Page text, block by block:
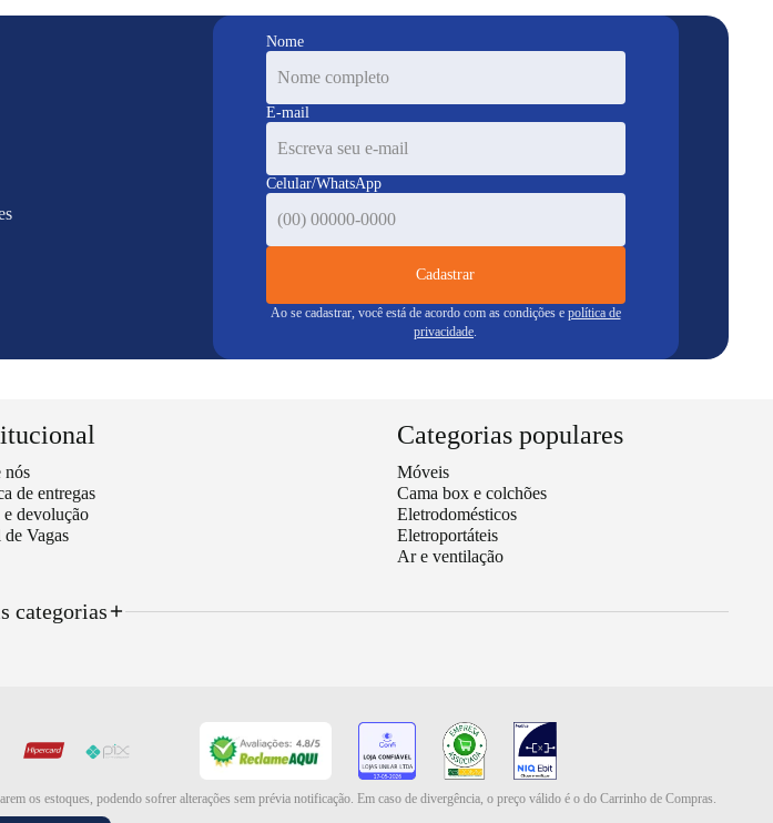
Nome
E-mail
Celular/WhatsApp
Cadastrar
Ao se cadastrar, você está de acordo com as condições e política de
privacidade.
nós
de entregas
e devolução
de Vagas
Categorias populares
Móveis
Cama box e colchões
Eletrodomésticos
Eletroportáteis
Ar e ventilação
categorias
os estoques, podendo sofrer alterações sem prévia notificação. Em caso de divergência, o preço válido é o do Carrinho de Compras.